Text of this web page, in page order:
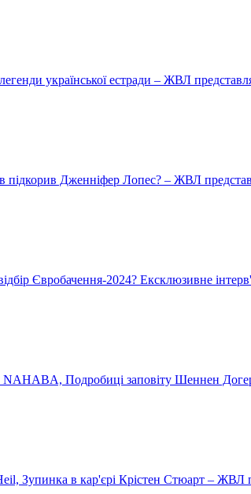
української естради – ЖВЛ
підкорив Дженніфер Лопес? – ЖВЛ
Євробачення-2024? Ексклюзивне
NAHABA, Подробиці заповіту Шеннен
Зупинка в кар'єрі Крістен Стюарт – ЖВЛ